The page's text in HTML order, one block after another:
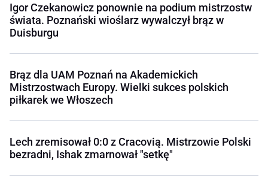
Igor Czekanowicz ponownie na podium mistrzostw
świata. Poznański wioślarz wywalczył brąz w
Duisburgu
Brąz dla UAM Poznań na Akademickich
Mistrzostwach Europy. Wielki sukces polskich
piłkarek we Włoszech
Lech zremisował 0:0 z Cracovią. Mistrzowie Polski
bezradni, Ishak zmarnował "setkę"